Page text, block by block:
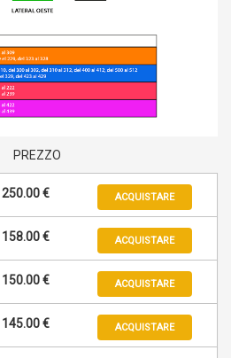
PREZZO
250.00 € ACQUISTARE
158.00 € ACQUISTARE
150.00 € ACQUISTARE
145.00 € ACQUISTARE